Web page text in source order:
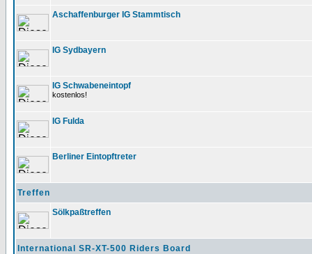
Aschaffenburger IG Stammtisch
IG Sydbayern
IG Schwabeneintopf
kostenlos!
IG Fulda
Berliner Eintopftreter
Treffen
Sölkpaßtreffen
International SR-XT-500 Riders Board